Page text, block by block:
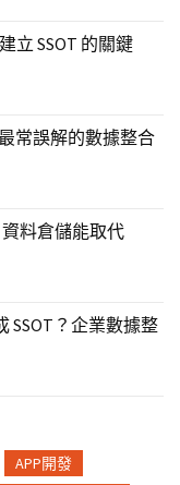
立 SSOT 的關鍵
常誤解的數據整合
資料倉儲能取代
SSOT？企業數據整
APP開發